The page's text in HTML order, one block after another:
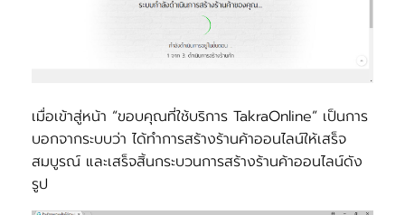
เมื่อเข้าสู่หน้า “ขอบคุณที่ใช้บริการ TakraOnline” เป็นการ
บอกจากระบบว่า ได้ทำการสร้างร้านค้าออนไลน์ให้เสร็จ
สมบูรณ์ และเสร็จสิ้นกระบวนการสร้างร้านค้าออนไลน์ดัง
รูป